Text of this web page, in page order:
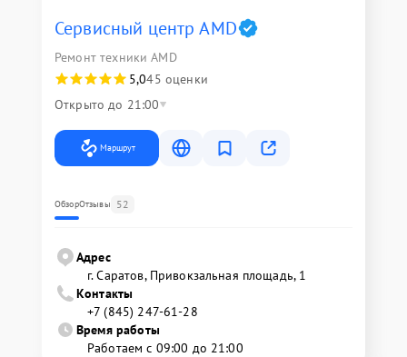
Сервисный центр AMD
Ремонт техники AMD
5,045 оценки
Открыто до 21:00
Маршрут
ОбзорОтзывы 52
Адрес
г. Саратов, Привокзальная площадь, 1
Контакты
+7 (845) 247-61-28
Время работы
Работаем с 09:00 до 21:00